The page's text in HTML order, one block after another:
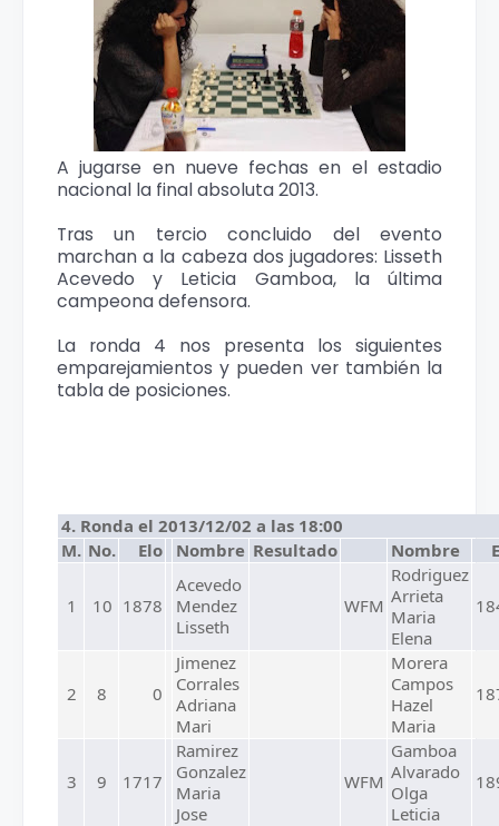
A jugarse en nueve fechas en el estadio
nacional la final absoluta 2013.
Tras un tercio concluido del evento
marchan a la cabeza dos jugadores: Lisseth
Acevedo y Leticia Gamboa, la última
campeona defensora.
La ronda 4 nos presenta los siguientes
emparejamientos y pueden ver también la
tabla de posiciones.
4. Ronda el 2013/12/02 a las 18:00
M. No. Elo Nombre Resultado Nombre
1 10 1878
Acevedo
Mendez
Lisseth
WFM
Rodriguez
Arrieta
Maria
Elena
2 8 0
Jimenez
Corrales
Adriana
Mari
Morera
Campos
Hazel
Maria
3 9 1717
Ramirez
Gonzalez
Maria
Jose
WFM
Gamboa
Alvarado
Olga
Leticia